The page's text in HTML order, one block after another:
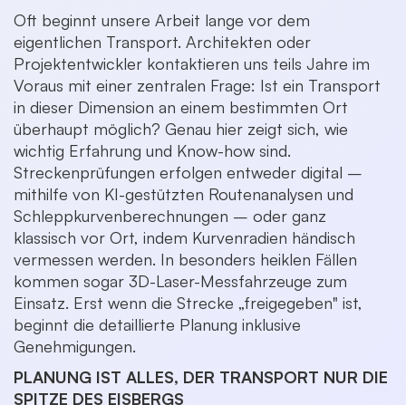
Oft beginnt unsere Arbeit lange vor dem
eigentlichen Transport. Architekten oder
Projektentwickler kontaktieren uns teils Jahre im
Voraus mit einer zentralen Frage: Ist ein Transport
in dieser Dimension an einem bestimmten Ort
überhaupt möglich? Genau hier zeigt sich, wie
wichtig Erfahrung und Know-how sind.
Streckenprüfungen erfolgen entweder digital –
mithilfe von KI-gestützten Routenanalysen und
Schleppkurvenberechnungen – oder ganz
klassisch vor Ort, indem Kurvenradien händisch
vermessen werden. In besonders heiklen Fällen
kommen sogar 3D-Laser-Messfahrzeuge zum
Einsatz. Erst wenn die Strecke „freigegeben" ist,
beginnt die detaillierte Planung inklusive
Genehmigungen.
PLANUNG IST ALLES, DER TRANSPORT NUR DIE
SPITZE DES EISBERGS